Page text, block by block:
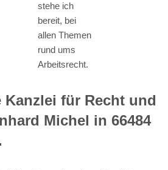
stehe ich
bereit, bei
allen Themen
rund ums
Arbeitsrecht.
Kanzlei für Recht und
Michel in 66484